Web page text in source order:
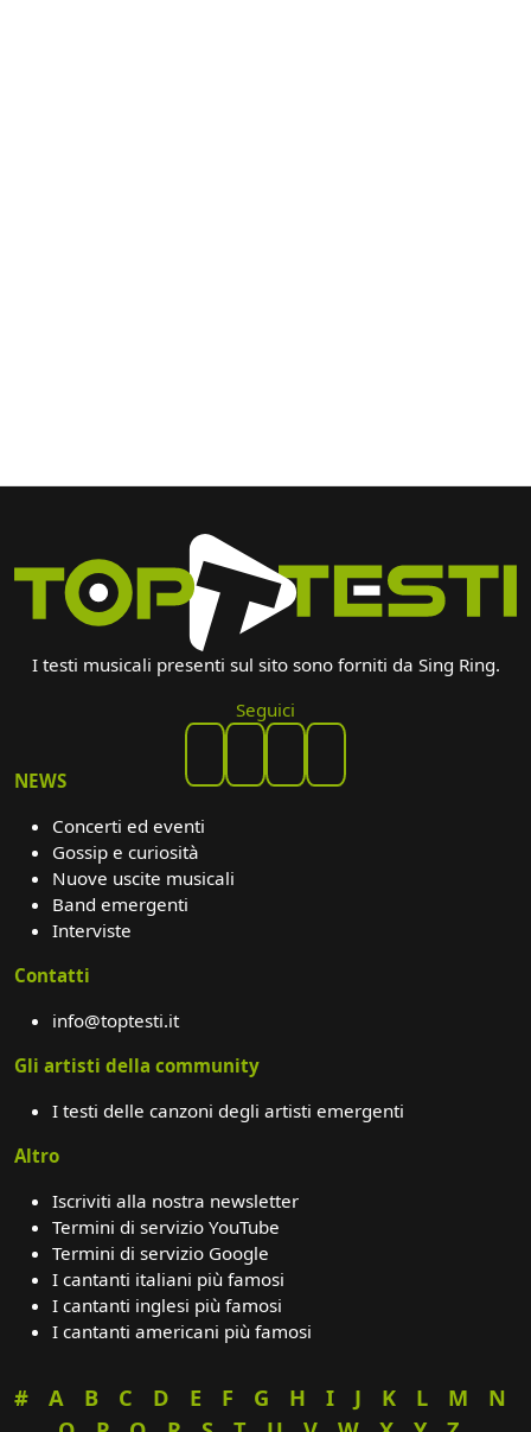
I testi musicali presenti sul sito sono forniti da Sing Ring.
Seguici
NEWS
Concerti ed eventi
Gossip e curiosità
Nuove uscite musicali
Band emergenti
Interviste
Contatti
info@toptesti.it
Gli artisti della community
I testi delle canzoni degli artisti emergenti
Altro
Iscriviti alla nostra newsletter
Termini di servizio YouTube
Termini di servizio Google
I cantanti italiani più famosi
I cantanti inglesi più famosi
I cantanti americani più famosi
# A B C D E F G H I J K L M
N